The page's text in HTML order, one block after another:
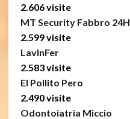
2.606 visite
MT Security Fabbro 24H
2.599 visite
LavInFer
2.583 visite
El Pollito Pero
2.490 visite
Odontoiatria Miccio